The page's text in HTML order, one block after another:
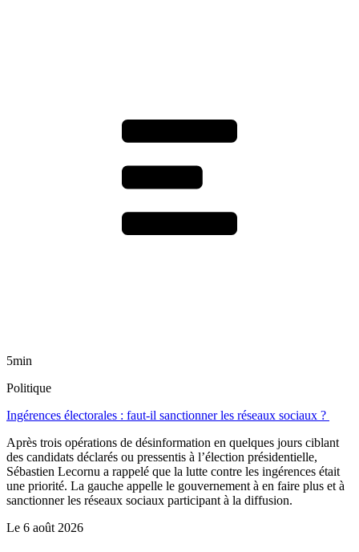
5min
Politique
Ingérences électorales : faut-il sanctionner les réseaux sociaux ?
Après trois opérations de désinformation en quelques jours ciblant
des candidats déclarés ou pressentis à l’élection présidentielle,
Sébastien Lecornu a rappelé que la lutte contre les ingérences était
une priorité. La gauche appelle le gouvernement à en faire plus et à
sanctionner les réseaux sociaux participant à la diffusion.
Le 6 août 2026